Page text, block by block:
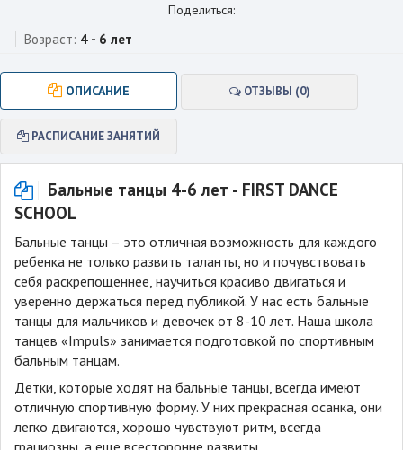
Поделиться:
Возраст: 4 - 6 лет
ОПИСАНИЕ ОТЗЫВЫ (0)
РАСПИСАНИЕ ЗАНЯТИЙ
Бальные танцы 4-6 лет - FIRST DANCE
SCHOOL
Бальные танцы – это отличная возможность для каждого
ребенка не только развить таланты, но и почувствовать
себя раскрепощеннее, научиться красиво двигаться и
уверенно держаться перед публикой. У нас есть бальные
танцы для мальчиков и девочек от 8-10 лет. Наша школа
танцев «Impuls» занимается подготовкой по спортивным
бальным танцам.
Детки, которые ходят на бальные танцы, всегда имеют
отличную спортивную форму. У них прекрасная осанка, они
легко двигаются, хорошо чувствуют ритм, всегда
грациозны, а еще всесторонне развиты.